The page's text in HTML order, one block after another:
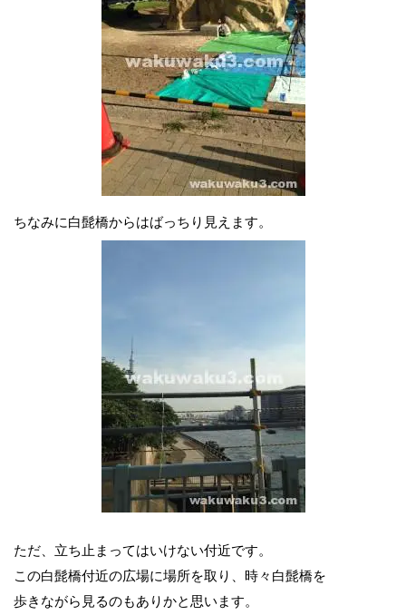
ちなみに白髭橋からはばっちり見えます。
ただ、立ち止まってはいけない付近です。
この白髭橋付近の広場に場所を取り、時々白髭橋を
歩きながら見るのもありかと思います。